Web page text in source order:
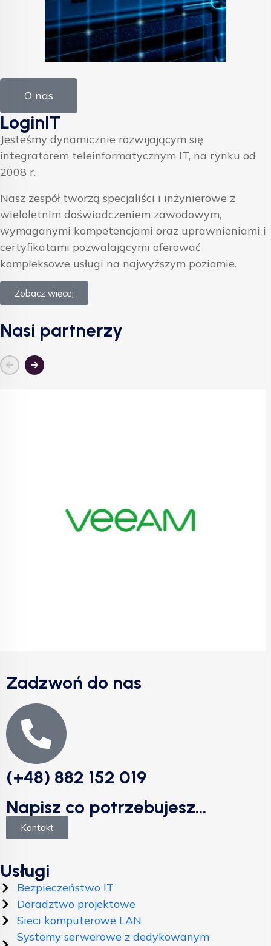
O nas
LoginIT
Jesteśmy dynamicznie rozwijającym się
integratorem teleinformatycznym IT, na rynku od
2008 r.
Nasz zespół tworzą specjaliści i inżynierowe z
wieloletnim doświadczeniem zawodowym,
wymaganymi kompetencjami oraz uprawnieniami i
certyfikatami pozwalającymi oferować
kompleksowe usługi na najwyższym poziomie.
Zobacz więcej
Nasi partnerzy
Zadzwoń do nas
(+48) 882 152 019
Napisz co potrzebujesz...
Kontakt
Usługi
Bezpieczeństwo IT
Doradztwo projektowe
Sieci komputerowe LAN
Systemy serwerowe z dedykowanym